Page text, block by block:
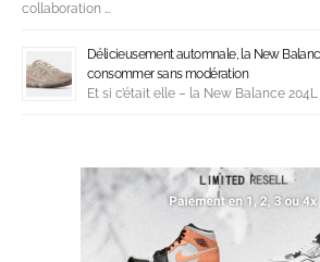
collaboration …
Délicieusement automnale, la New Balance
consommer sans modération
Et si c’était elle – la New Balance 204L